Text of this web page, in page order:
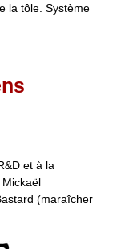
la tôle. Système
et à la
(maraîcher